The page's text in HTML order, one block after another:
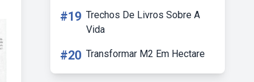
#19 Trechos De Livros Sobre A
Vida
#20 Transformar M2 Em Hectare